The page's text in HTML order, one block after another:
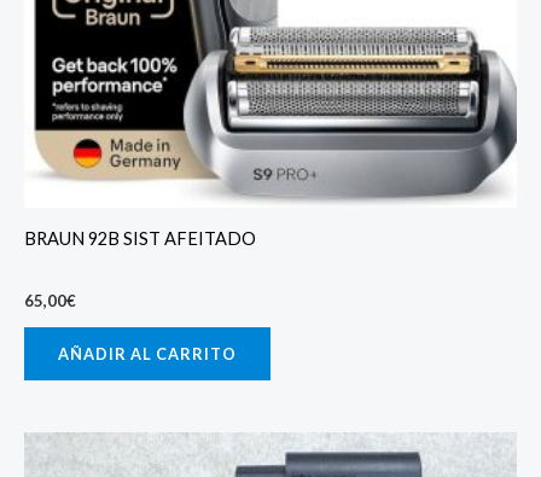
BRAUN 92B SIST AFEITADO
65,00€
AÑADIR AL CARRITO